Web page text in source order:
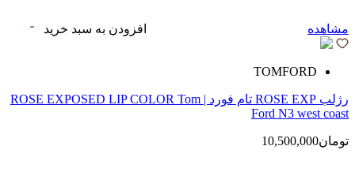
مشاهده افزودن به سبد خرید
TOMFORD
رژلب ROSE EXP تام فورد | ROSE EXPOSED LIP COLOR Tom
Ford N3 west coast
تومان10,500,000